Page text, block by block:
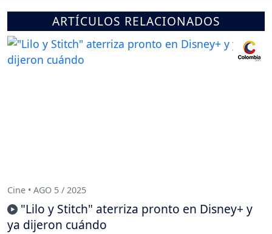
ARTÍCULOS RELACIONADOS
Cine • AGO 5 / 2025
"Lilo y Stitch" aterriza pronto en Disney+ y
ya dijeron cuándo